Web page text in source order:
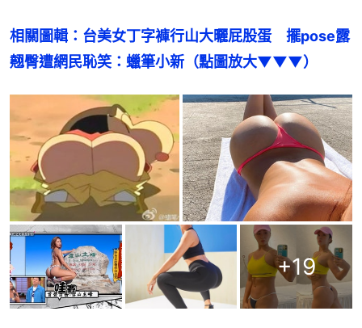
相關圖輯：台美女丁字褲行山大曬屁股蛋　擺pose露
翹臀遭網民恥笑：蠟筆小新（點圖放大▼▼▼）
+19